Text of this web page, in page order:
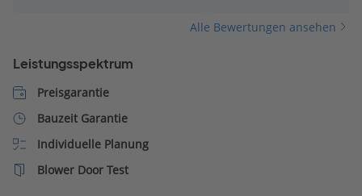
Alle Bewertungen ansehen
Leistungsspektrum
Preisgarantie
Bauzeit Garantie
Individuelle Planung
Blower Door Test